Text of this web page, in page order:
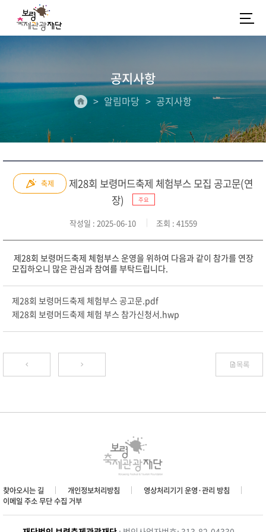
공지사항
알림마당 공지사항
축제
제28회 보령머드축제 체험부스 모집 공고문(연
장)
주요
작성일 : 2025-06-10 조회 : 41559
제28회 보령머드축제 체험부스 운영을 위하여 다음과 같이 참가를 연장
모집하오니 많은 관심과 참여를 부탁드립니다.
제28회 보령머드축제 체험부스 공고문.pdf
제28회 보령머드축제 체험 부스 참가신청서.hwp
목록
찾아오시는 길 개인정보처리방침
영상처리기기 운영·관리 방침
이메일 주소 무단 수집 거부